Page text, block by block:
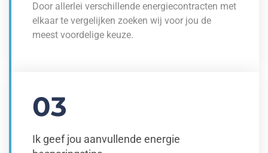
Door allerlei verschillende energiecontracten met
elkaar te vergelijken zoeken wij voor jou de
meest voordelige keuze.
03
Ik geef jou aanvullende energie